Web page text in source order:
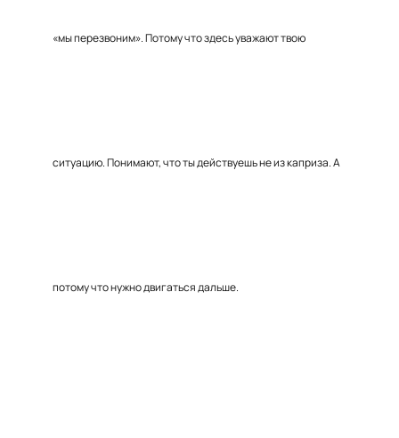
«мы перезвоним». Потому что здесь уважают твою
ситуацию. Понимают, что ты действуешь не из каприза. А
потому что нужно двигаться дальше.